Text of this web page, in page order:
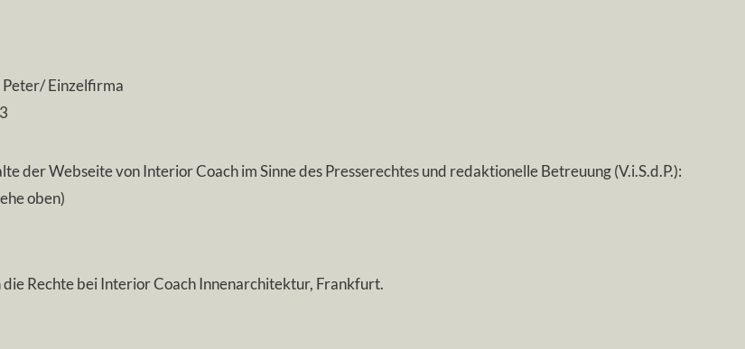
Einzelfirma
der Webseite von Interior Coach im Sinne des Presserechtes und redaktionelle Betreuung (V.i.S.d.P.):
oben)
die Rechte bei Interior Coach Innenarchitektur, Frankfurt.